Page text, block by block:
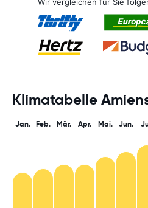
Klimatabelle
Jan. Feb. Mär. Apr. Mai. Jun.